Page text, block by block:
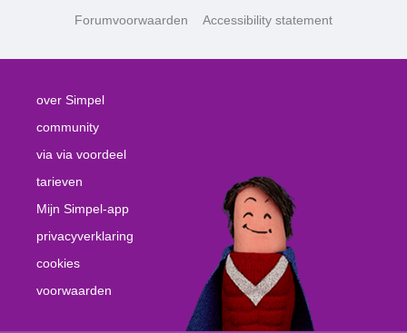
Forumvoorwaarden Accessibility statement
over Simpel
community
via via voordeel
tarieven
Mijn Simpel-app
privacyverklaring
cookies
voorwaarden